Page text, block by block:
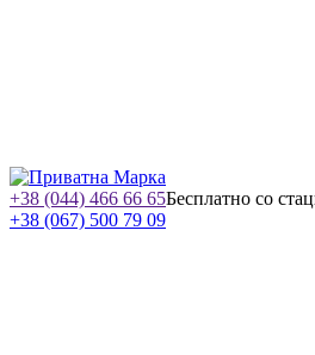
+38 (044) 466 66 65Бесплатно со
+38 (067) 500 79 09